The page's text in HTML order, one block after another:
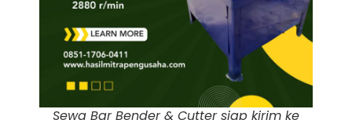
Sewa Bar Bender & Cutter siap kirim ke